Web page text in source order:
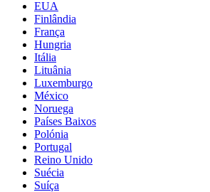
EUA
Finlândia
França
Hungria
Itália
Lituânia
Luxemburgo
México
Noruega
Países Baixos
Polónia
Portugal
Reino Unido
Suécia
Suíça